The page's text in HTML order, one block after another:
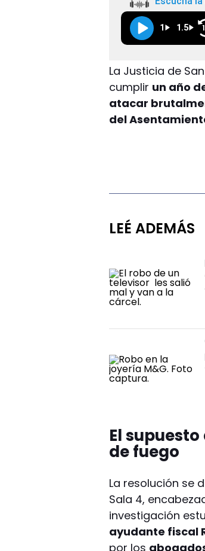
1 1.5
La Justicia de
cumplir un año
atacar
del
LEÉ ADEMÁS
El
de fuego
La resolución se
Sala 4,
investigación
ayudante fiscal
por los